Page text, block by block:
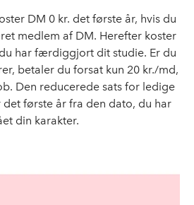
DM 0 kr. det første år, hvis du
medlem af DM. Herefter koster
har færdiggjort dit studie. Er du
betaler du forsat kun 20 kr./md,
Den reducerede sats for ledige
første år fra den dato, du har
din karakter.